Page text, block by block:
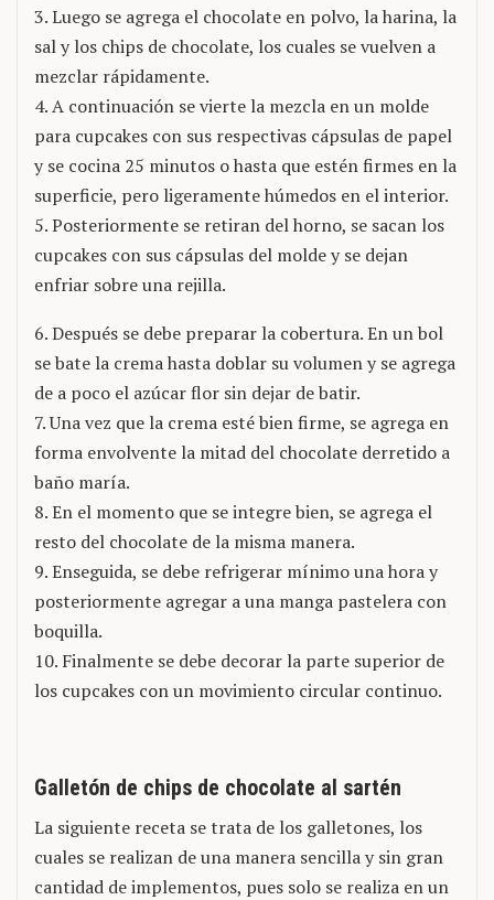
3. Luego se agrega el chocolate en polvo, la harina, la
sal y los chips de chocolate, los cuales se vuelven a
mezclar rápidamente.
4. A continuación se vierte la mezcla en un molde
para cupcakes con sus respectivas cápsulas de papel
y se cocina 25 minutos o hasta que estén firmes en la
superficie, pero ligeramente húmedos en el interior.
5. Posteriormente se retiran del horno, se sacan los
cupcakes con sus cápsulas del molde y se dejan
enfriar sobre una rejilla.
6. Después se debe preparar la cobertura. En un bol
se bate la crema hasta doblar su volumen y se agrega
de a poco el azúcar flor sin dejar de batir.
7. Una vez que la crema esté bien firme, se agrega en
forma envolvente la mitad del chocolate derretido a
baño maría.
8. En el momento que se integre bien, se agrega el
resto del chocolate de la misma manera.
9. Enseguida, se debe refrigerar mínimo una hora y
posteriormente agregar a una manga pastelera con
boquilla.
10. Finalmente se debe decorar la parte superior de
los cupcakes con un movimiento circular continuo.
Galletón de chips de chocolate al sartén
La siguiente receta se trata de los galletones, los
cuales se realizan de una manera sencilla y sin gran
cantidad de implementos, pues solo se realiza en un